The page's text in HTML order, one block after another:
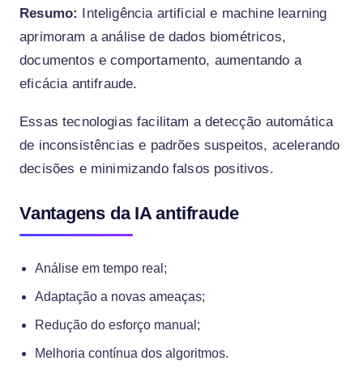
Resumo: Inteligência artificial e machine learning
aprimoram a análise de dados biométricos,
documentos e comportamento, aumentando a
eficácia antifraude.
Essas tecnologias facilitam a detecção automática
de inconsistências e padrões suspeitos, acelerando
decisões e minimizando falsos positivos.
Vantagens da IA antifraude
Análise em tempo real;
Adaptação a novas ameaças;
Redução do esforço manual;
Melhoria contínua dos algoritmos.